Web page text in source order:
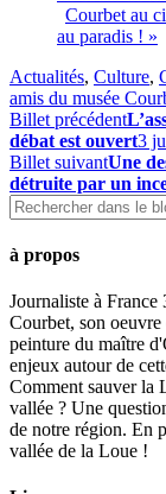
Courbet au
au paradis ! »
Actualités, Culture,
amis du musée
Billet précédent
débat est ouvert3
Billet suivantUne
détruite par un
à propos
Journaliste à
Courbet, son
peinture du maître
enjeux autour de
Comment sauver la
vallée ? Une
de notre région. En
vallée de la Loue !